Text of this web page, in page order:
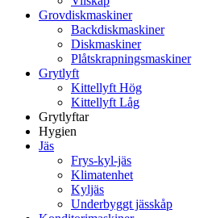
Grovdiskmaskiner
Backdiskmaskiner
Diskmaskiner
Plåtskrapningsmaskiner
Grytlyft
Kittellyft Hög
Kittellyft Låg
Grytlyftar
Hygien
Jäs
Frys-kyl-jäs
Klimatenhet
Kyljäs
Underbyggt jässkåp